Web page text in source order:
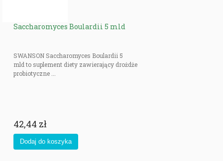
Saccharomyces Boulardii 5 mld
SWANSON Saccharomyces Boulardii 5
mld to suplement diety zawierający drożdże
probiotyczne ...
42,44 zł